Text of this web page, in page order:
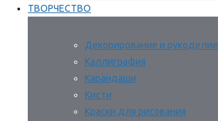
ТВОРЧЕСТВО
Декорирование и рукоделие
Каллиграфия
Карандаши
Кисти
Краски для рисования